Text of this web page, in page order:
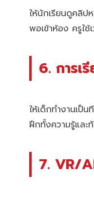
ให้นักเรียนดูคลิป
พอเข้าห้อง ครูใช้
6. การ
ให้เด็กทำงานเป็
ฝึกทั้งความรู้และ
7. VR/